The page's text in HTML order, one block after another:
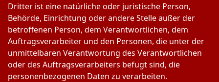
Dritter ist eine natürliche oder juristische Person,
Behörde, Einrichtung oder andere Stelle außer der
betroffenen Person, dem Verantwortlichen, dem
Auftragsverarbeiter und den Personen, die unter der
unmittelbaren Verantwortung des Verantwortlichen
oder des Auftragsverarbeiters befugt sind, die
personenbezogenen Daten zu verarbeiten.